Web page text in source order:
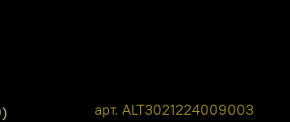
арт. ALT3021224009003